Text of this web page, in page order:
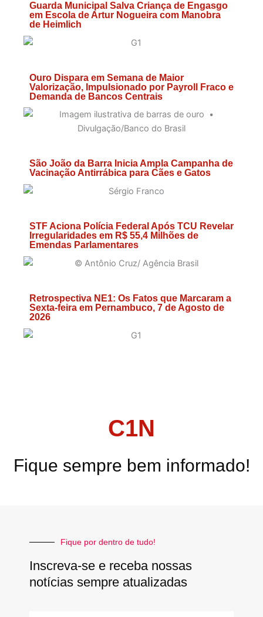
Guarda Municipal Salva Criança de Engasgo
em Escola de Artur Nogueira com Manobra
de Heimlich
Ouro Dispara em Semana de Maior
Valorização, Impulsionado por Payroll Fraco e
Demanda de Bancos Centrais
São João da Barra Inicia Ampla Campanha de
Vacinação Antirrábica para Cães e Gatos
STF Aciona Polícia Federal Após TCU Revelar
Irregularidades em R$ 55,4 Milhões de
Emendas Parlamentares
Retrospectiva NE1: Os Fatos que Marcaram a
Sexta-feira em Pernambuco, 7 de Agosto de
2026
C1N
Fique sempre bem informado!
Fique por dentro de tudo!
Inscreva-se e receba nossas
notícias sempre atualizadas